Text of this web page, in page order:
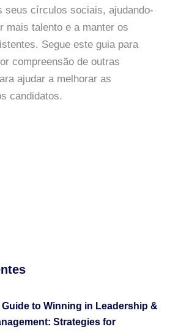
to Winning in Leadership &
Strategies for
seus círculos sociais, ajudando-
mais talento e a manter os
Segue este guia para
compreensão de outras
ajudar a melhorar as
candidatos.